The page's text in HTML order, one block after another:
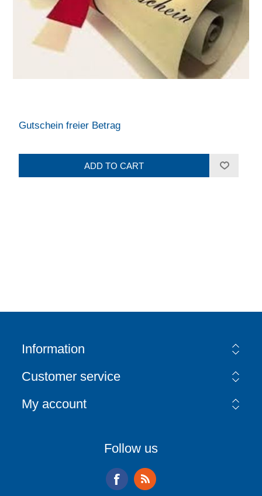
Gutschein freier Betrag
Information
Customer service
My account
Follow us